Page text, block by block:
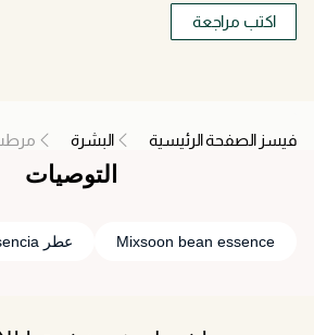
اكتب مراجعة
فيسز الصفحة الرئيسية البشرة
التوصيات
Mixsoon bean essence عطر esencia